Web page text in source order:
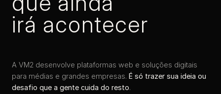
irá acontecer
A VM2 desenvolve plataformas web e soluções digitais
para médias e grandes empresas. É só trazer sua ideia ou
desafio que a gente cuida do resto.